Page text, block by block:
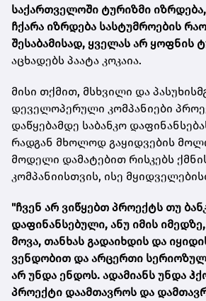
საქართველოში ტურიზმი
ჩქარა იზრდება სასტუმროების
შესაბამისად, ყველას არ ყოფნის
აცხადებს პაატა კოკაია.
მისი თქმით, მსხვილი და
დეველოპერული კომპანიები
დაწყებამდე საბანკო
რადგან მხოლოდ გაყიდვების
მოდელი დამატებით რისკებს
კომპანიისთვის, ისე
"ჩვენ არ ვიწყებთ პროექტს თუ
დაფინანსებული, ანუ იმის
მოვა, თანხას გადაიხდის და
ვენდობით და არცერთი
არ უნდა ენდოს. ადამიანს უნდა
პროექტი დაამთავროს და